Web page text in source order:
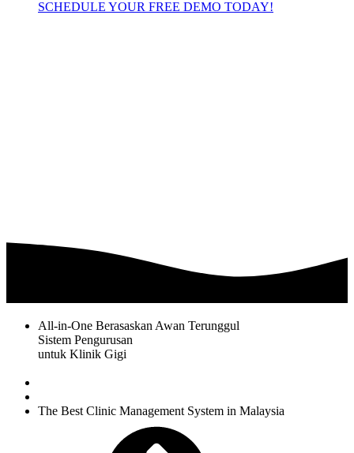
SCHEDULE YOUR FREE DEMO TODAY!
All-in-One Berasaskan Awan Terunggul
Sistem Pengurusan
untuk Klinik Gigi
The Best Clinic Management System in Malaysia